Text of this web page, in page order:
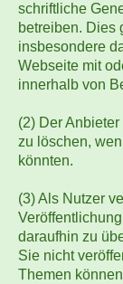
schriftliche
betreiben. Dies
insbesondere
Webseite mit
innerhalb von
(2) Der
zu löschen,
könnten.
(3) Als Nutzer
daraufhin zu
Sie nicht
Themen